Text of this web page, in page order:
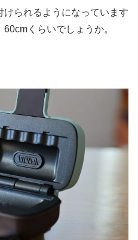
られるようになっています
くらいでしょうか。